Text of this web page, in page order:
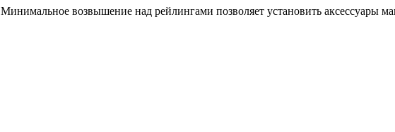
Минимальное возвышение над рейлингами позволяет установить аксессуары